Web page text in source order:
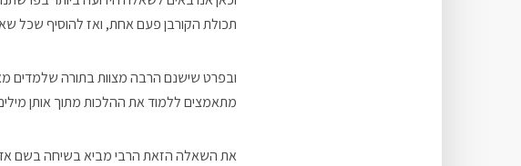
תכולת הקורבן פעם אחת, ואז להוסיף שכל
ובפרט שישנם הרבה מצוות בתורה שלמדים
מתאמצים ללמוד את ההלכות מתוך אותן
את השאלה הזאת הרבי מביא בשיחה בשם